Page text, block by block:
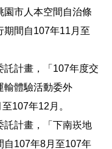
園市人本空間自治條
期間自107年11月至
託計畫，「107年度交
體驗活動委外
107年12月。
託計畫，「下南崁地
自107年8月至107年